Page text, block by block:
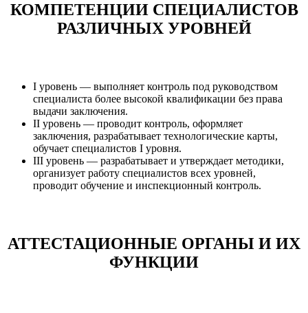
КОМПЕТЕНЦИИ СПЕЦИАЛИСТОВ
РАЗЛИЧНЫХ УРОВНЕЙ
I уровень — выполняет контроль под руководством
специалиста более высокой квалификации без права
выдачи заключения.
II уровень — проводит контроль, оформляет
заключения, разрабатывает технологические карты,
обучает специалистов I уровня.
III уровень — разрабатывает и утверждает методики,
организует работу специалистов всех уровней,
проводит обучение и инспекционный контроль.
АТТЕСТАЦИОННЫЕ ОРГАНЫ И ИХ
ФУНКЦИИ